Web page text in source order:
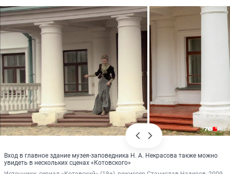
Вход в главное здание музея-заповедника Н. А. Некрасова также можно
увидеть в нескольких сценах «Котовского»